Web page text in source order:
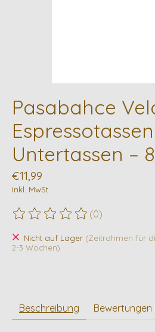
Pasabahce
Untertassen –
€11,99
Inkl. MwSt.
Die Bewertung dieses Produkts
(0)
Nicht auf Lager (Zeitrahmen für
2-3 Wochen)
Beschreibung Bewertungen